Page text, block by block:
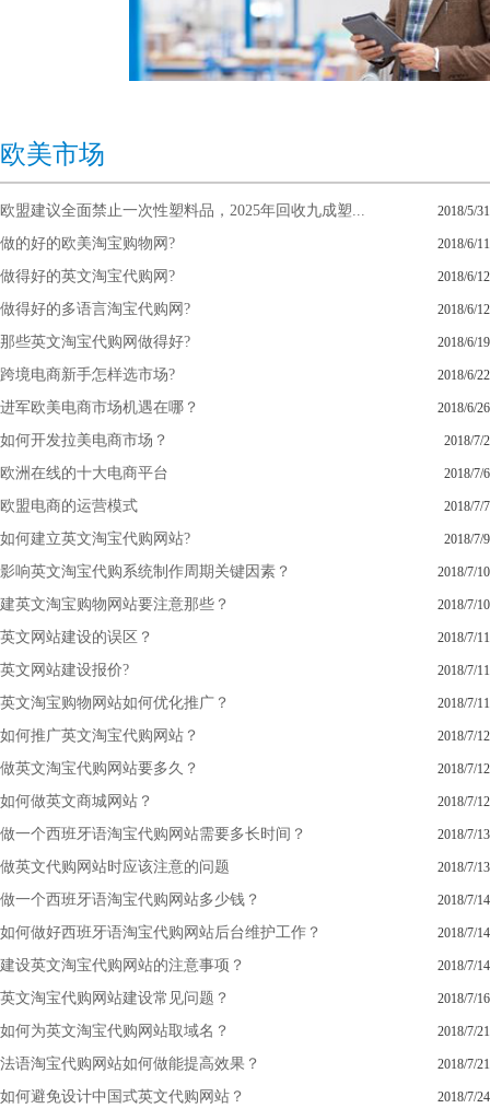
欧美市场
欧盟建议全面禁止一次性塑料品，2025年回收九成塑... 2018/5/31
做的好的欧美淘宝购物网? 2018/6/11
做得好的英文淘宝代购网? 2018/6/12
做得好的多语言淘宝代购网? 2018/6/12
那些英文淘宝代购网做得好? 2018/6/19
跨境电商新手怎样选市场? 2018/6/22
进军欧美电商市场机遇在哪？ 2018/6/26
如何开发拉美电商市场？ 2018/7/2
欧洲在线的十大电商平台 2018/7/6
欧盟电商的运营模式 2018/7/7
如何建立英文淘宝代购网站? 2018/7/9
影响英文淘宝代购系统制作周期关键因素？ 2018/7/10
建英文淘宝购物网站要注意那些？ 2018/7/10
英文网站建设的误区？ 2018/7/11
英文网站建设报价? 2018/7/11
英文淘宝购物网站如何优化推广？ 2018/7/11
如何推广英文淘宝代购网站？ 2018/7/12
做英文淘宝代购网站要多久？ 2018/7/12
如何做英文商城网站？ 2018/7/12
做一个西班牙语淘宝代购网站需要多长时间？ 2018/7/13
做英文代购网站时应该注意的问题 2018/7/13
做一个西班牙语淘宝代购网站多少钱？ 2018/7/14
如何做好西班牙语淘宝代购网站后台维护工作？ 2018/7/14
建设英文淘宝代购网站的注意事项？ 2018/7/14
英文淘宝代购网站建设常见问题？ 2018/7/16
如何为英文淘宝代购网站取域名？ 2018/7/21
法语淘宝代购网站如何做能提高效果？ 2018/7/21
如何避免设计中国式英文代购网站？ 2018/7/24